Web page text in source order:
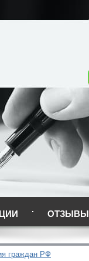
ОТЗЫВЫ
граждан РФ